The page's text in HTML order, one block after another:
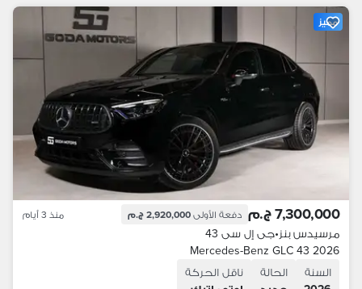
مميز
7,300,000 ج.م دفعة الأولى 2,920,000 ج.م منذ 3 أيام
مرسيدس بنز•جى إل سى 43
Mercedes-Benz GLC 43 2026
السنة
الحالة
ناقل الحركة